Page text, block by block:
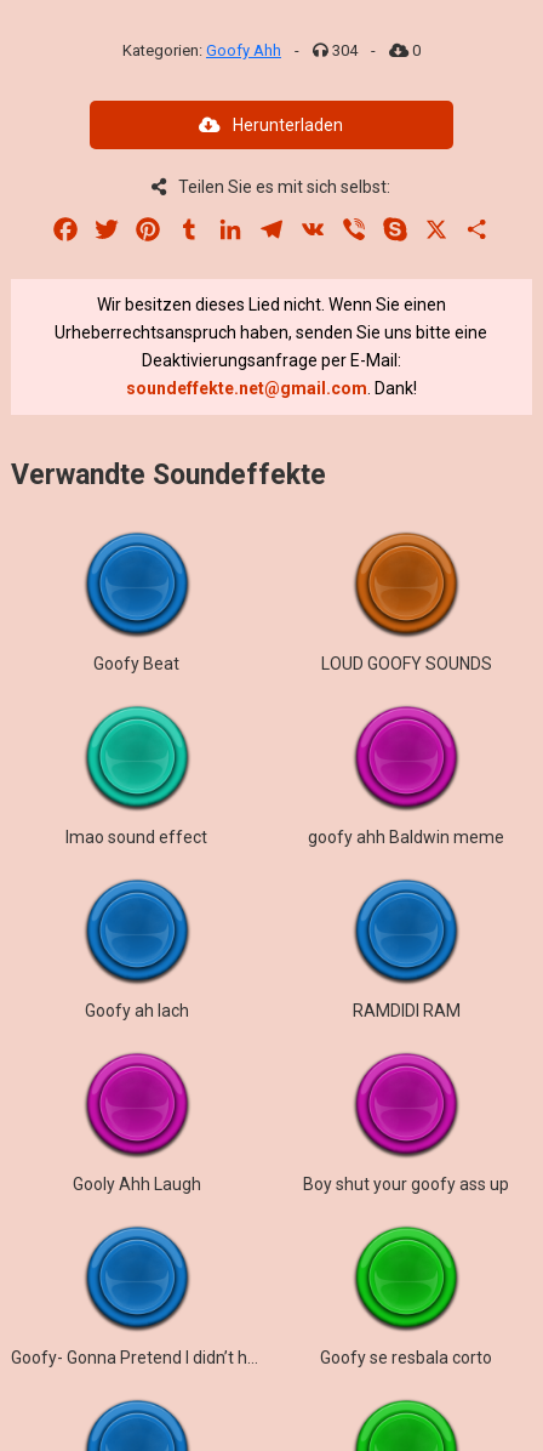
Kategorien: Goofy Ahh - 304 - 0
Herunterladen
Teilen Sie es mit sich selbst:
Facebook
Twitter PinterestTumblrLinkedInTelegram
VK Viber Skype
Wir besitzen dieses Lied nicht. Wenn Sie einen
Urheberrechtsanspruch haben, senden Sie uns bitte eine
Deaktivierungsanfrage per E-Mail:
soundeffekte.net@gmail.com . Dank!
Verwandte Soundeffekte
Goofy Beat LOUD GOOFY SOUNDS
lmao sound effect goofy ahh Baldwin meme
Goofy ah lach RAMDIDI RAM
Gooly Ahh Laugh Boy shut your goofy ass up
Goofy se resbala corto